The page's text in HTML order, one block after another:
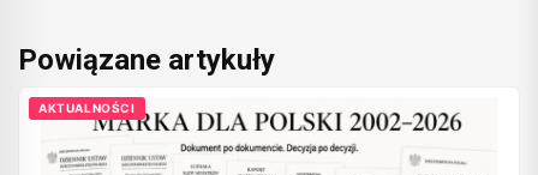
Powiązane artykuły
AKTUALNOŚCI